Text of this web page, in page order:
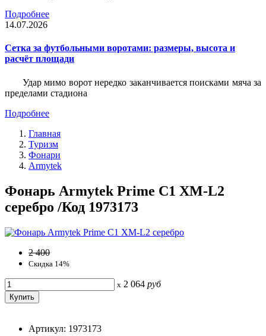
Подробнее
14.07.2026
Сетка за футбольными воротами: размеры, высота и
расчёт площади
Удар мимо ворот нередко заканчивается поисками мяча за
пределами стадиона
Подробнее
Главная
Туризм
Фонари
Armytek
Фонарь Armytek Prime C1 XM-L2
серебро /Код 1973173
2 400
Скидка 14%
x 2 064 руб
Артикул: 1973173